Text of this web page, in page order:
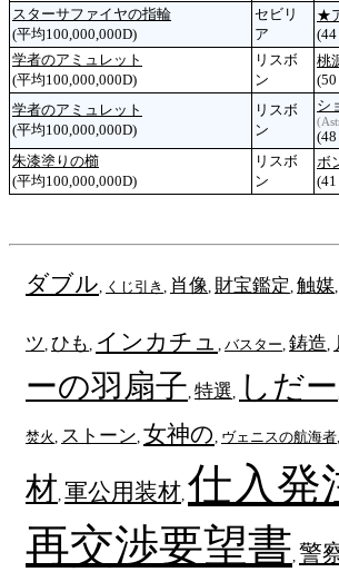
スターサファイヤの指輪
(平均100,000,000D)
セビリ
ア
★
学者のアミュレット
(平均100,000,000D)
リスボ
ン
桃
学者のアミュレット
(平均100,000,000D)
リスボ
ン
シ
朱漆塗りの櫛
(平均100,000,000D)
リスボ
ン
ボ
ダブル くじ引き 肖像 財宝鑑定 触媒
ツ ひも インカチュ バスター 鋳造
ーの羽扇子 特選 しだー
焚火 ストーン 女神の ヴェニスの航海者
材 軍公用装材 仕入発
再交渉要望書 警